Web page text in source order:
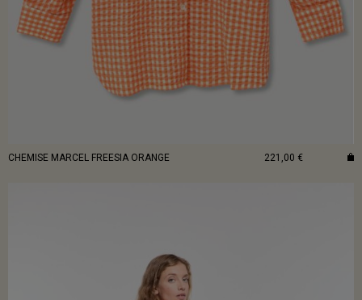
CHEMISE MARCEL FREESIA ORANGE 221,00 €